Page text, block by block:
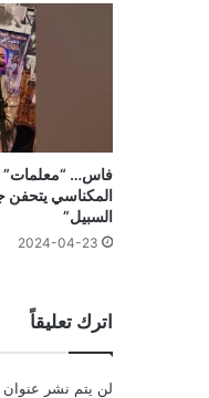
فاس… “معلمات”
المكناسي يتحفن
السبيل”
2024-04-23
اترك تعليقاً
لن يتم نشر عنوان